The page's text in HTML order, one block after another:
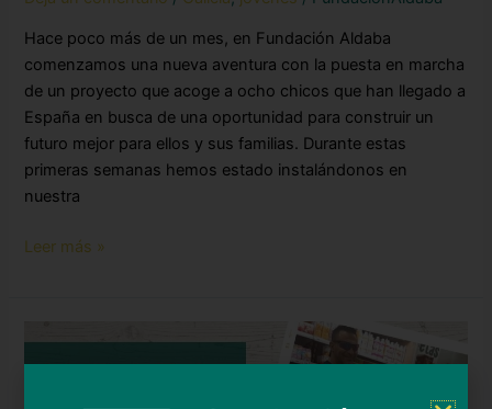
Hace poco más de un mes, en Fundación Aldaba
comenzamos una nueva aventura con la puesta en marcha
de un proyecto que acoge a ocho chicos que han llegado a
España en busca de una oportunidad para construir un
futuro mejor para ellos y sus familias. Durante estas
primeras semanas hemos estado instalándonos en
nuestra
Leer más »
pasos,